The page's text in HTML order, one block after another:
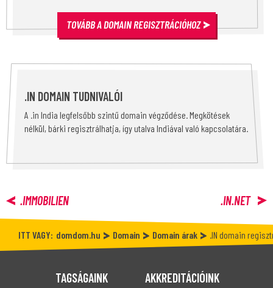
TOVÁBB A DOMAIN REGISZTRÁCIÓHOZ
.IN DOMAIN TUDNIVALÓI
A .in India legfelsőbb szintű domain végződése. Megkötések
nélkül, bárki regisztrálhatja, így utalva Indiával való kapcsolatára.
.IMMOBILIEN .IN.NET
ITT VAGY: domdom.hu Domain Domain árak .IN domain
TAGSÁGAINK AKKREDITÁCIÓINK